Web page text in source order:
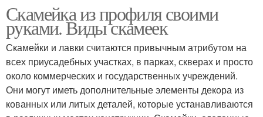
Скамейка из профиля своими
руками. Виды скамеек
Скамейки и лавки считаются привычным атрибутом на
всех приусадебных участках, в парках, скверах и просто
около коммерческих и государственных учреждений.
Они могут иметь дополнительные элементы декора из
кованных или литых деталей, которые устанавливаются